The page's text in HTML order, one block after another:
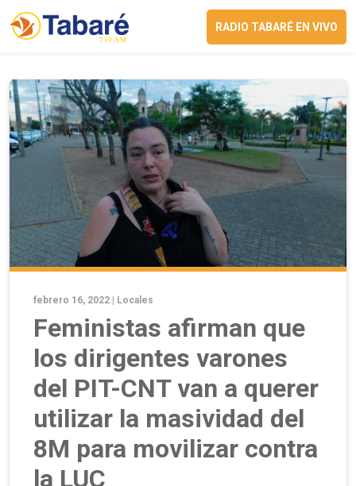
RADIO TABARÉ EN VIVO
febrero 16, 2022 | Locales
Feministas afirman que
los dirigentes varones
del PIT-CNT van a querer
utilizar la masividad del
8M para movilizar contra
la LUC